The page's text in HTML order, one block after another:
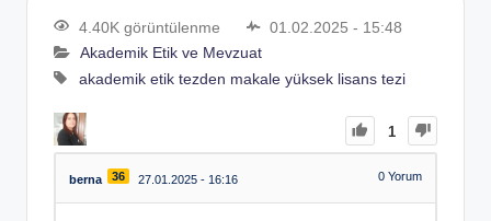
4.40K görüntülenme
01.02.2025 - 15:48
Akademik Etik ve Mevzuat
akademik etik tezden makale yüksek lisans tezi
1
berna 36 27.01.2025 - 16:16 0 Yorum